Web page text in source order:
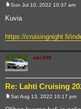
s
Sun Jul 10, 2022 10:37 am
Kuvia
https://cruisingnight.fi/
sbc350
Re: Lahti Cruising
o
Sat Aug 13, 2022 10:17 pm